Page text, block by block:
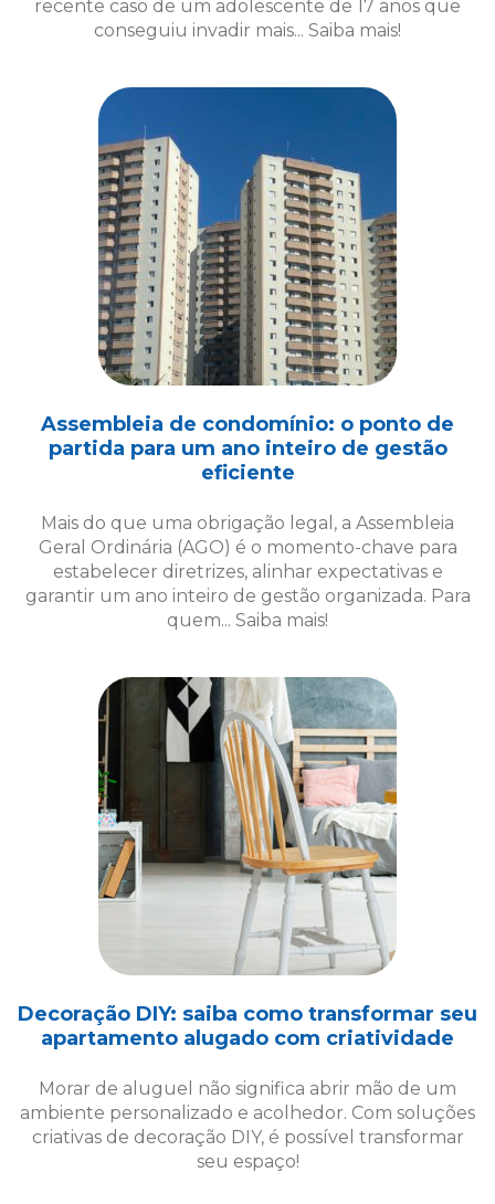
Assembleia de condomínio: o ponto de
partida para um ano inteiro de gestão
eficiente
Mais do que uma obrigação legal, a Assembleia
Geral Ordinária (AGO) é o momento-chave para
garantir um ano inteiro de gestão organizada. Para
quem... Saiba mais!
Decoração DIY: saiba como transformar seu
apartamento alugado com criatividade
Morar de aluguel não significa abrir mão de um
ambiente personalizado e acolhedor. Com soluções
criativas de decoração DIY, é possível transformar